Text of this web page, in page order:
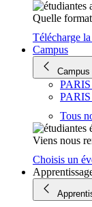
Quelle
Télécharge
Campus
Campus
Tous
Viens nous
Choisis un